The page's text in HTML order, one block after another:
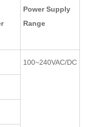
Power Supply
Range
100~240VAC/DC